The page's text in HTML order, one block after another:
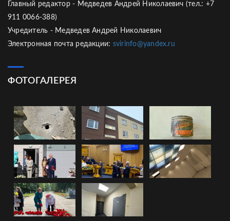
Главный редактор - Медведев Андрей Николаевич (тел.: +7
911 0066-388)
Учредитель - Медведев Андрей Николаевич
Электронная почта редакции: svirinfo@yandex.ru
ФОТОГАЛЕРЕЯ